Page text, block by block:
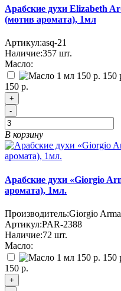
Арабские духи Elizabeth
(мотив аромата), 1мл
Артикул:asq-21
Наличие:357 шт.
Масло:
150
150 р.
+
-
В корзину
Арабские духи «Giorgio
аромата), 1мл.
Производитель:Giorgio
Артикул:PAR-2388
Наличие:72 шт.
Масло:
150
150 р.
+